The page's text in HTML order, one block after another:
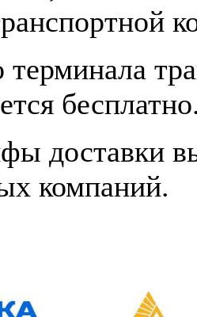
терминала
доставки
компаний.